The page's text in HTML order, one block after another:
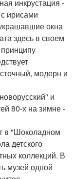
инкрустация -
ирисами
окна
здесь в своем
модерн и
и
80-х на зимне -
в "Шоколадном
детского
коллекций. В
музей одной